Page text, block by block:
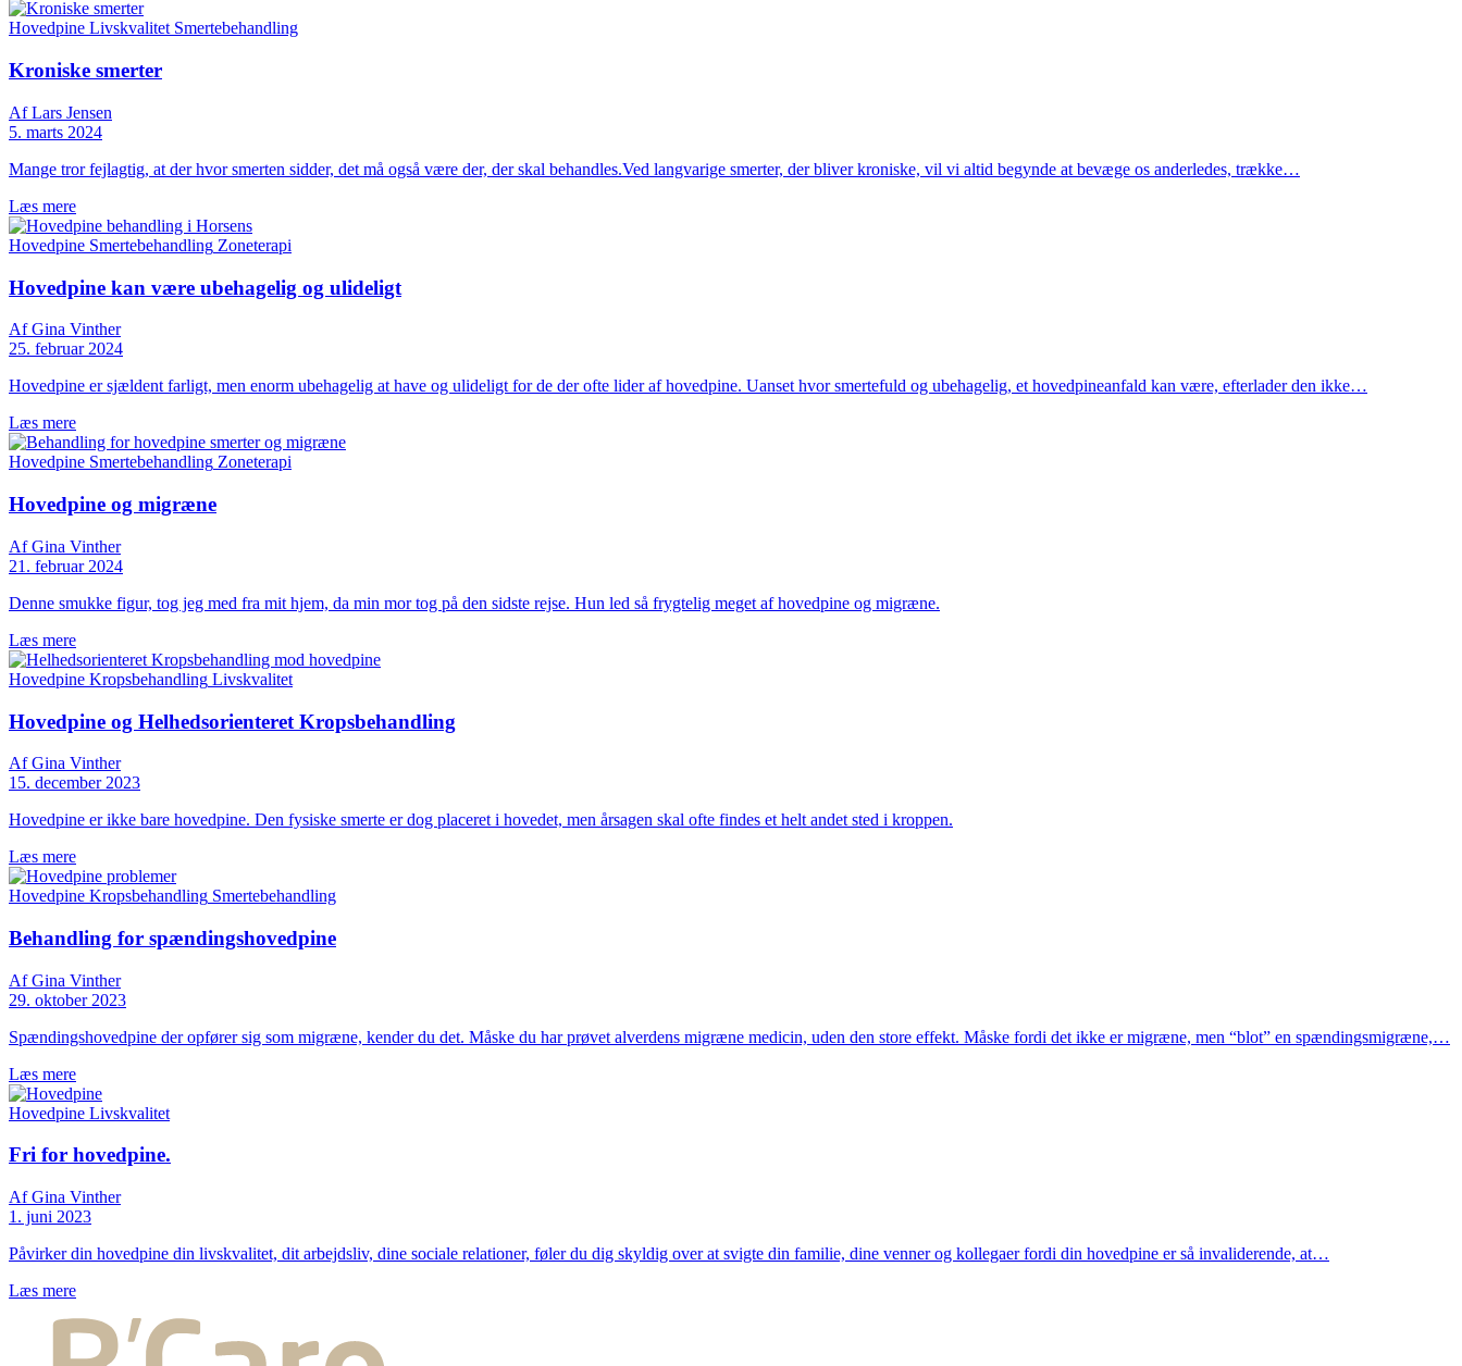
Hovedpine Livskvalitet Smertebehandling
Kroniske smerter
Af Lars Jensen
5. marts 2024
Mange tror fejlagtig, at der hvor smerten sidder, det må også være der, der skal behandles.Ved langvarige smerter, der bliver kroniske, vil vi altid begynde at bevæge os anderledes, trække…
Læs mere
Hovedpine Smertebehandling Zoneterapi
Hovedpine kan være ubehagelig og ulideligt
Af Gina Vinther
25. februar 2024
Hovedpine er sjældent farligt, men enorm ubehagelig at have og ulideligt for de der ofte lider af hovedpine. Uanset hvor smertefuld og ubehagelig, et hovedpineanfald kan være, efterlader den ikke…
Læs mere
Hovedpine Smertebehandling Zoneterapi
Hovedpine og migræne
Af Gina Vinther
21. februar 2024
Denne smukke figur, tog jeg med fra mit hjem, da min mor tog på den sidste rejse. Hun led så frygtelig meget af hovedpine og migræne.
Læs mere
Hovedpine Kropsbehandling Livskvalitet
Hovedpine og Helhedsorienteret Kropsbehandling
Af Gina Vinther
15. december 2023
Hovedpine er ikke bare hovedpine. Den fysiske smerte er dog placeret i hovedet, men årsagen skal ofte findes et helt andet sted i kroppen.
Læs mere
Hovedpine Kropsbehandling Smertebehandling
Behandling for spændingshovedpine
Af Gina Vinther
29. oktober 2023
Spændingshovedpine der opfører sig som migræne, kender du det. Måske du har prøvet alverdens migræne medicin, uden den store effekt. Måske fordi det ikke er migræne, men “blot” en spændingsmigræne,…
Læs mere
Hovedpine Livskvalitet
Fri for hovedpine.
Af Gina Vinther
1. juni 2023
Påvirker din hovedpine din livskvalitet, dit arbejdsliv, dine sociale relationer, føler du dig skyldig over at svigte din familie, dine venner og kollegaer fordi din hovedpine er så invaliderende, at…
Læs mere